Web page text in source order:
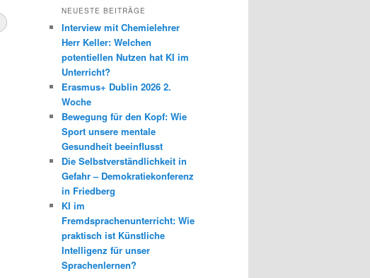
h
n
NEUESTE BEITRÄGE
Interview mit Chemielehrer
Herr Keller: Welchen
potentiellen Nutzen hat KI im
Unterricht?
Erasmus+ Dublin 2026 2.
Woche
Bewegung für den Kopf: Wie
Sport unsere mentale
Gesundheit beeinflusst
Die Selbstverständlichkeit in
Gefahr – Demokratiekonferenz
in Friedberg
KI im
Fremdsprachenunterricht: Wie
praktisch ist Künstliche
Intelligenz für unser
Sprachenlernen?